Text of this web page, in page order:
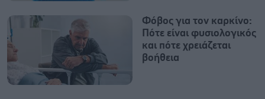
Φόβος για τον καρκίνο:
Πότε είναι φυσιολογικός
και πότε χρειάζεται
βοήθεια